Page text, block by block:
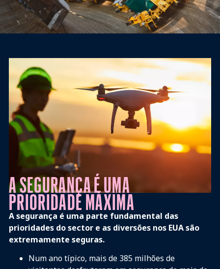
Visão da Missão
A SEGURANÇA É UMA
PRIORIDADE MÁXIMA
A segurança é uma parte fundamental das
prioridades do sector e as diversões nos EUA são
extremamente seguras.
Num ano típico, mais de 385 milhões de